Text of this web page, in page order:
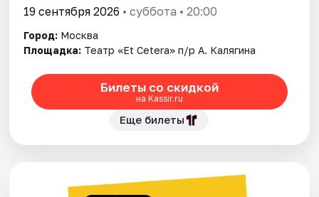
19 сентября 2026 • суббота • 20:00
Город: Москва
Площадка: Театр «Et Cetera» п/р А. Калягина
Билеты со скидкой
на Kassir.ru
Еще билеты